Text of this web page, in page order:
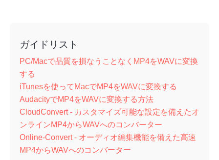
ガイドリスト
PC/Macで品質を損なうことなくMP4をWAVに変換
する
iTunesを使ってMacでMP4をWAVに変換する
AudacityでMP4をWAVに変換する方法
CloudConvert - カスタマイズ可能な設定を備えたオ
ンラインMP4からWAVへのコンバーター
Online-Convert - オーディオ編集機能を備えた高速
MP4からWAVへのコンバーター